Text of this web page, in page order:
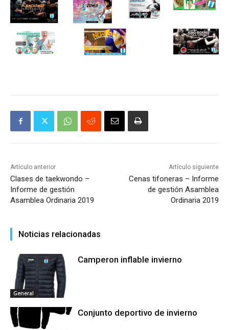
Artículo anterior
Clases de taekwondo –
Informe de gestión
Asamblea Ordinaria 2019
Artículo siguiente
Cenas tifoneras – Informe
de gestión Asamblea
Ordinaria 2019
Noticias relacionadas
General
Camperon inflable invierno
Conjunto deportivo de invierno